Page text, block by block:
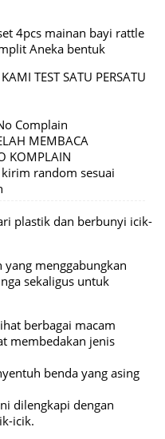
4pcs mainan bayi rattle
Aneka bentuk
TEST SATU PERSATU
Complain
MEMBACA
KOMPLAIN
random sesuai
plastik dan berbunyi icik-
menggabungkan
sekaligus untuk
berbagai macam
membedakan jenis
benda yang asing
dilengkapi dengan
icik.